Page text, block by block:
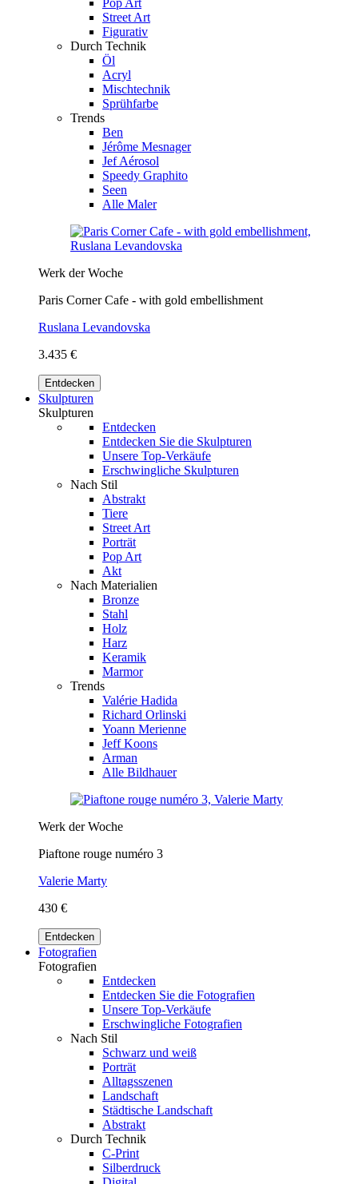
Street Art
Figurativ
Durch Technik
Öl
Acryl
Mischtechnik
Sprühfarbe
Trends
Ben
Jérôme Mesnager
Jef Aérosol
Speedy Graphito
Seen
Alle Maler
Werk der Woche
Paris Corner Cafe - with gold embellishment
Ruslana Levandovska
3.435 €
Entdecken
Skulpturen
Skulpturen
Entdecken
Entdecken Sie die Skulpturen
Unsere Top-Verkäufe
Erschwingliche Skulpturen
Nach Stil
Abstrakt
Tiere
Street Art
Porträt
Pop Art
Akt
Nach Materialien
Bronze
Stahl
Holz
Harz
Keramik
Marmor
Trends
Valérie Hadida
Richard Orlinski
Yoann Merienne
Jeff Koons
Arman
Alle Bildhauer
Werk der Woche
Piaftone rouge numéro 3
Valerie Marty
430 €
Entdecken
Fotografien
Fotografien
Entdecken
Entdecken Sie die Fotografien
Unsere Top-Verkäufe
Erschwingliche Fotografien
Nach Stil
Schwarz und weiß
Porträt
Alltagsszenen
Landschaft
Städtische Landschaft
Abstrakt
Durch Technik
C-Print
Silberdruck